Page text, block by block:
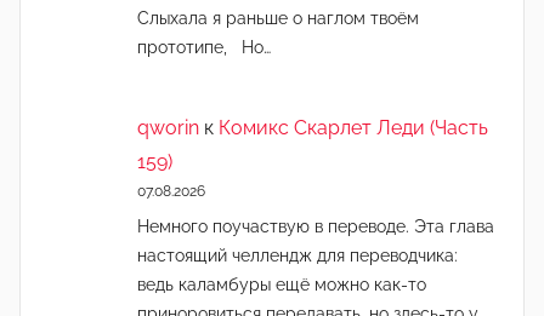
Слыхала я раньше о наглом твоём
прототипе, Но…
qworin к Комикс Скарлет Леди (Часть
159)
07.08.2026
Немного поучаствую в переводе. Эта глава
настоящий челлендж для переводчика:
ведь каламбуры ещё можно как-то